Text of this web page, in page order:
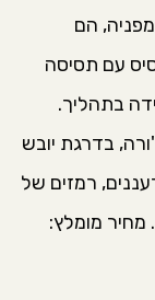
הם
עם תסיסה
בתהליך.
בדרגת יובש
רמזים של
מחיר מומלץ: